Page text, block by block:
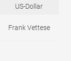
US-Dollar
Frank Vettese